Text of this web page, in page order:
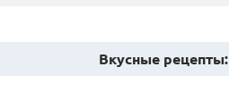
Вкусные рецепты: